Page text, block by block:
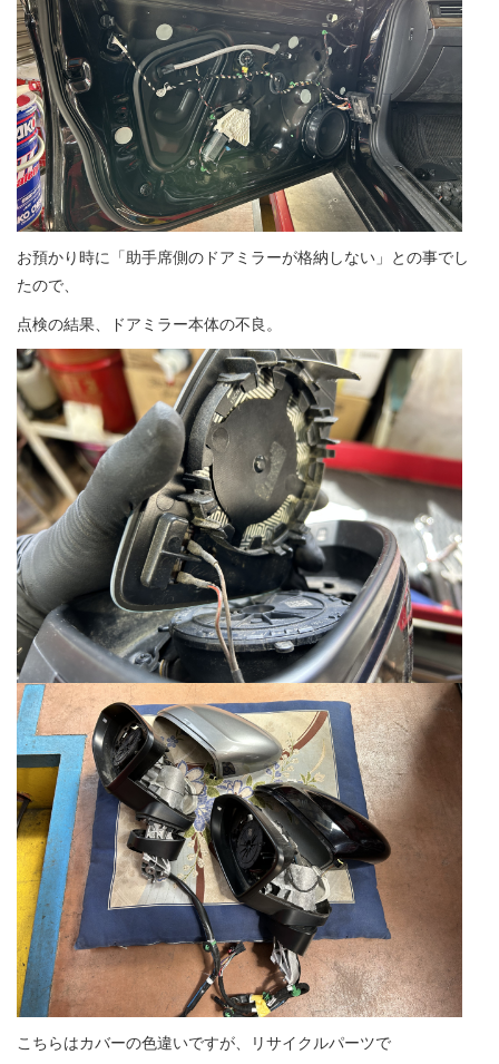
お預かり時に「助手席側のドアミラーが格納しない」との事でし
たので、
点検の結果、ドアミラー本体の不良。
こちらはカバーの色違いですが、リサイクルパーツで